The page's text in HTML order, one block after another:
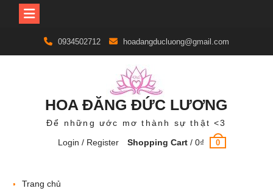
content
0934502712 hoadangducluong@gmail.com
HOA ĐĂNG ĐỨC LƯƠNG
Để những ước mơ thành sự thật <3
Login / Register
Shopping Cart /0₫ 0
Trang chủ